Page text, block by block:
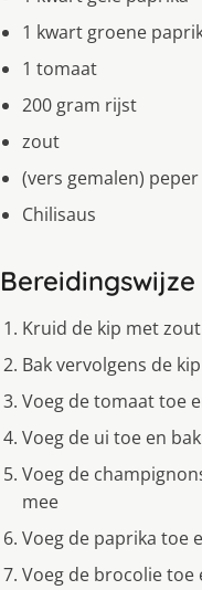
1 kwart groene
1 tomaat
200 gram rijst
zout
(vers gemalen) peper
Chilisaus
Bereidingswijze
Kruid de kip met
Bak vervolgens de
Voeg de tomaat toe
Voeg de ui toe en
Voeg de
mee
Voeg de paprika toe
Voeg de brocolie toe